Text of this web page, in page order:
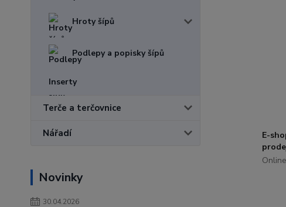
Hroty šípů
Podlepy a popisky šípů
Inserty
Terče a terčovnice
Nářadí
Novinky
30.04.2026
E-